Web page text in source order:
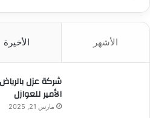
الأشهر الأخيرة
شركة عزل
الأمير للعوازل
مارس 21, 2025